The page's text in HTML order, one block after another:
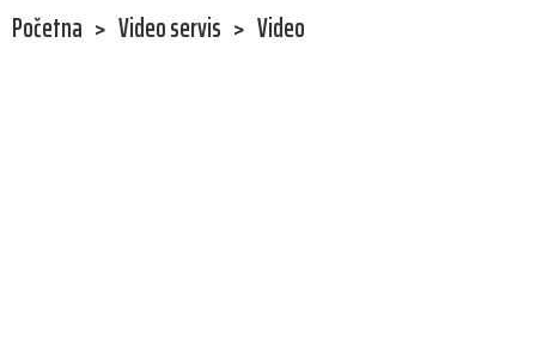
Početna > Video servis > Video